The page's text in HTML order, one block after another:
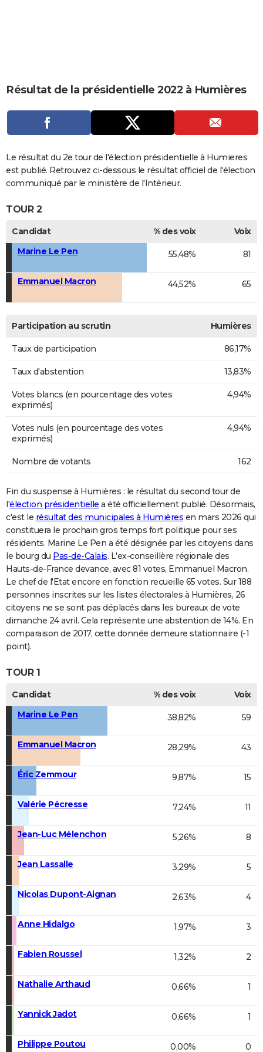
CARTE DE VOEUX
DICTIONNAIRE
Dictionnaire
Biographies
Expressions
Proverbes
PROGRAMME TV
COPAINS D'AVANT
S'inscrire
Se connecter
Lycées
Collèges
Primaires
Universités
Entreprises
Service militaire
Avis de recherche
AVIS DE DÉCÈS
FORUM
Bricolage
Culture
Television
Voyage
Résultat de la présidentielle 2022 à Humières
Le résultat du 2e tour de l'élection présidentielle à Humieres
est publié. Retrouvez ci-dessous le résultat officiel de l'élection
communiqué par le ministère de l'Intérieur.
TOUR 2
Candidat % des voix
Voix
Marine Le Pen
55,48% 81
Emmanuel Macron 44,52% 65
Participation au scrutin Humières
Taux de participation 86,17%
Taux d'abstention 13,83%
Votes blancs (en pourcentage des votes
exprimés)
4,94%
Votes nuls (en pourcentage des votes
exprimés)
4,94%
Nombre de votants 162
Fin du suspense à Humières : le résultat du second tour de
l'élection présidentielle a été officiellement publié. Désormais,
c'est le résultat des municipales à Humières en mars 2026 qui
constituera le prochain gros temps fort politique pour ses
résidents. Marine Le Pen a été désignée par les citoyens dans
le bourg du Pas-de-Calais. L'ex-conseillère régionale des
Hauts-de-France devance, avec 81 votes, Emmanuel Macron.
Le chef de l'Etat encore en fonction recueille 65 votes. Sur 188
personnes inscrites sur les listes électorales à Humières, 26
citoyens ne se sont pas déplacés dans les bureaux de vote
dimanche 24 avril. Cela représente une abstention de 14%. En
comparaison de 2017, cette donnée demeure stationnaire (-1
point).
TOUR 1
Candidat % des voix
Voix
Marine Le Pen
38,82% 59
Emmanuel Macron 28,29% 43
Éric Zemmour 9,87% 15
Valérie Pécresse 7,24% 11
Jean-Luc Mélenchon 5,26% 8
Jean Lassalle 3,29% 5
Nicolas Dupont-Aignan 2,63% 4
Anne Hidalgo 1,97% 3
Fabien Roussel 1,32% 2
Nathalie Arthaud 0,66% 1
Yannick Jadot 0,66% 1
Philippe Poutou 0,00% 0